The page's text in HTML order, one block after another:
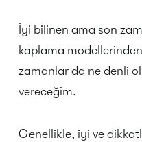
İyi bilinen ama son
kaplama
zamanlar da ne denli
vereceğim.
Genellikle, iyi ve